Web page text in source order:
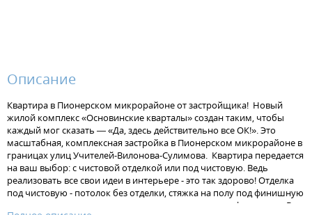
Описание
Квартира в Пионерском микрорайоне от застройщика! Новый
жилой комплекс «Основинские кварталы» создан таким, чтобы
каждый мог сказать — «Да, здесь действительно все ОК!». Это
масштабная, комплексная застройка в Пионерском микрорайоне в
границах улиц Учителей-Вилонова-Сулимова. Квартира передается
на ваш выбор: с чистовой отделкой или под чистовую. Ведь
реализовать все свои идеи в интерьере - это так здорово! Отделка
под чистовую - потолок без отделки, стяжка на полу под финишную
отделку, штукатурка на стенах, установлена электрофурнитура. В